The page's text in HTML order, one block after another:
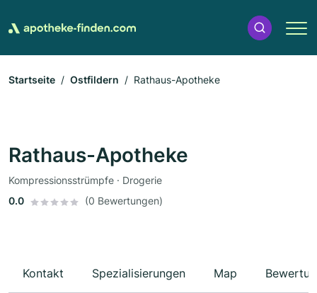
Startseite Ostfildern Rathaus-Apotheke
Rathaus-Apotheke
Kompressionsstrümpfe · Drogerie
0.0
(0 Bewertungen)
Kontakt Spezialisierungen Map